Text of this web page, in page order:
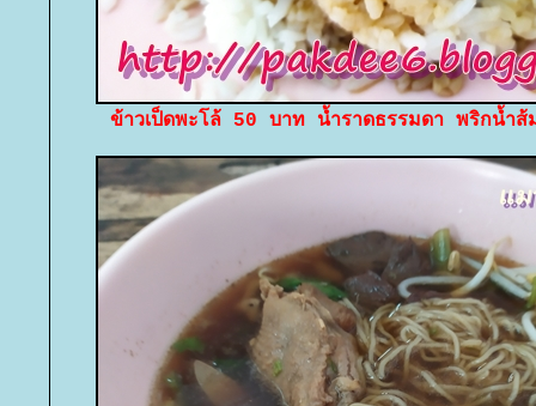
ข้าวเป็ดพะโล้ 50 บาท น้ำราดธรรมดา พริกน้ำส้